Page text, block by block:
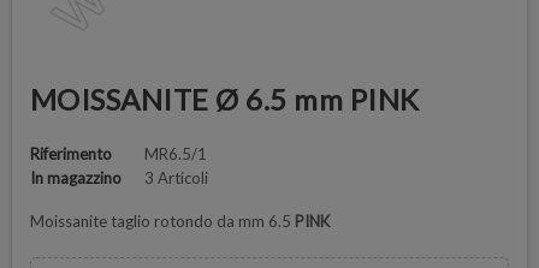
MOISSANITE Ø 6.5 mm PINK
Riferimento
MR6.5/1
In magazzino
3 Articoli
Moissanite taglio rotondo da mm 6.5 PINK